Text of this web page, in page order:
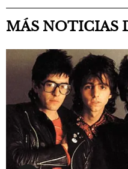
MÁS NOTICIAS